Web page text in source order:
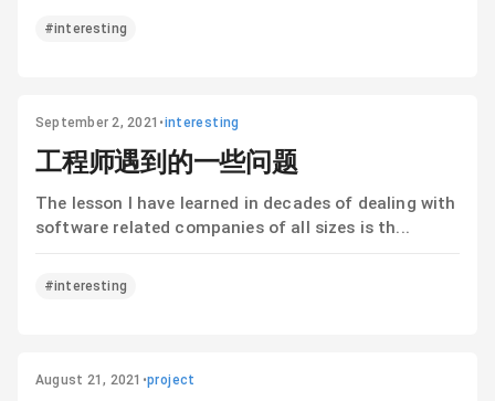
#interesting
September 2, 2021 •interesting
工程师遇到的一些问题
The lesson I have learned in decades of dealing with
software related companies of all sizes is th...
#interesting
August 21, 2021 •project